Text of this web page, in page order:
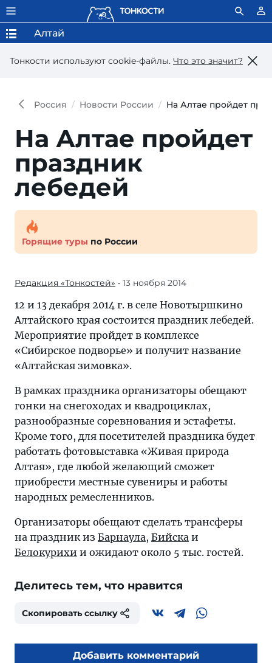
Тонкости используют сookie-файлы. Что это значит?
Алтай
Россия Новости России На Алтае пройдет
На Алтае пройдет
праздник
лебедей
Горящие туры по России
Редакция «Тонкостей» • 13 ноября 2014
12 и 13 декабря 2014 г. в селе Новотыршкино
Алтайского края состоится праздник лебедей.
Мероприятие пройдет в комплексе
«Сибирское подворье» и получит название
«Алтайская зимовка».
В рамках праздника организаторы обещают
гонки на снегоходах и квадроциклах,
разнообразные соревнования и эстафеты.
Кроме того, для посетителей праздника будет
работать фотовыставка «Живая природа
Алтая», где любой желающий сможет
приобрести местные сувениры и работы
народных ремесленников.
Организаторы обещают сделать трансферы
на праздник из Барнаула, Бийска и
Белокурихи и ожидают около 5 тыс. гостей.
Делитесь тем, что нравится
Скопировать ссылку
Добавить комментарий